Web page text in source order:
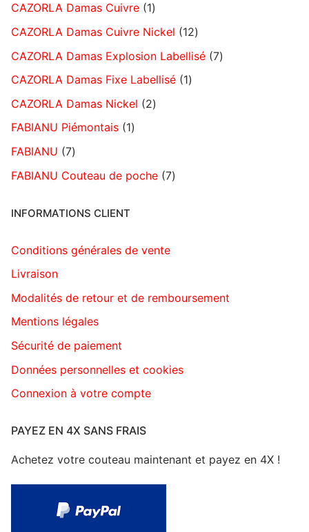
CAZORLA Damas Cuivre 1
CAZORLA Damas Cuivre Nickel
12
CAZORLA Damas Explosion Labellisé 7
CAZORLA Damas Fixe Labellisé 1
CAZORLA Damas Nickel
2
FABIANU Piémontais 1
FABIANU 7
FABIANU Couteau de poche 7
INFORMATIONS CLIENT
Conditions générales de vente
Livraison
Modalités de retour et de remboursement
Mentions légales
Sécurité de paiement
Données personnelles et cookies
Connexion à votre compte
PAYEZ EN 4X SANS FRAIS
Achetez votre couteau maintenant et payez en 4X !